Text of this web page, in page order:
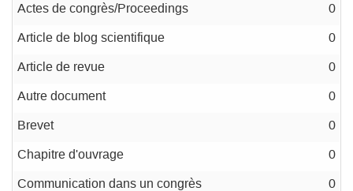
Actes de congrès/Proceedings 0
Article de blog scientifique 0
Article de revue 0
Autre document 0
Brevet 0
Chapitre d'ouvrage 0
Communication dans un congrès 0